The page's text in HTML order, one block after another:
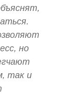
но
так и